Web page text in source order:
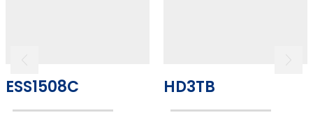
ESS1508C HD3TB